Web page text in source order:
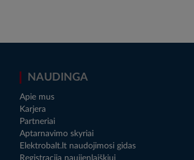
NAUDINGA
Apie mus
Karjera
Partneriai
Aptarnavimo skyriai
Elektrobalt.lt naudojimosi gidas
Registracija naujienlaiškiui